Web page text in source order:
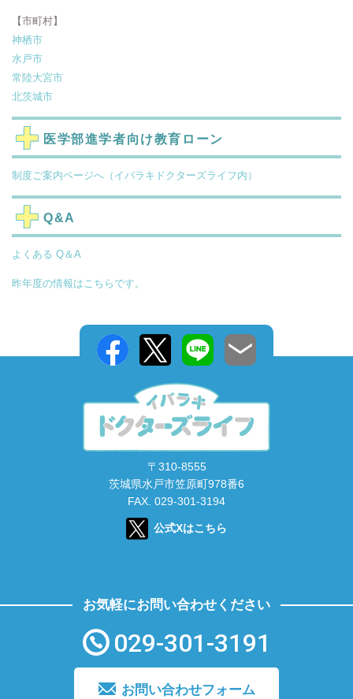
【市町村】
神栖市
水戸市
常陸大宮市
北茨城市
医学部進学者向け教育ローン
制度ご案内ページへ（イバラキドクターズライフ内）
Q&A
よくある Q＆A
昨年度の情報はこちらです。
〒310-8555
茨城県水戸市笠原町978番6
FAX. 029-301-3194
公式Xはこちら
お気軽にお問い合わせください
029-301-3191
お問い合わせフォーム